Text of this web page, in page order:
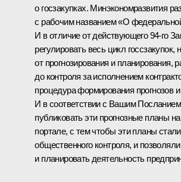
о госзакупках. Минэкономразвития
с рабочим названием «О
И в отличие от действующего 94-го
регулировать весь цикл госсзакупок,
от прогнозирования и планирования,
до контроля за исполнением
процедура формирования прогнозов
И в соответствии с Вашим Посланием
публиковать эти прогнозные планы
портале, с тем чтобы эти планы
общественного контроля, и
и планировать деятельность